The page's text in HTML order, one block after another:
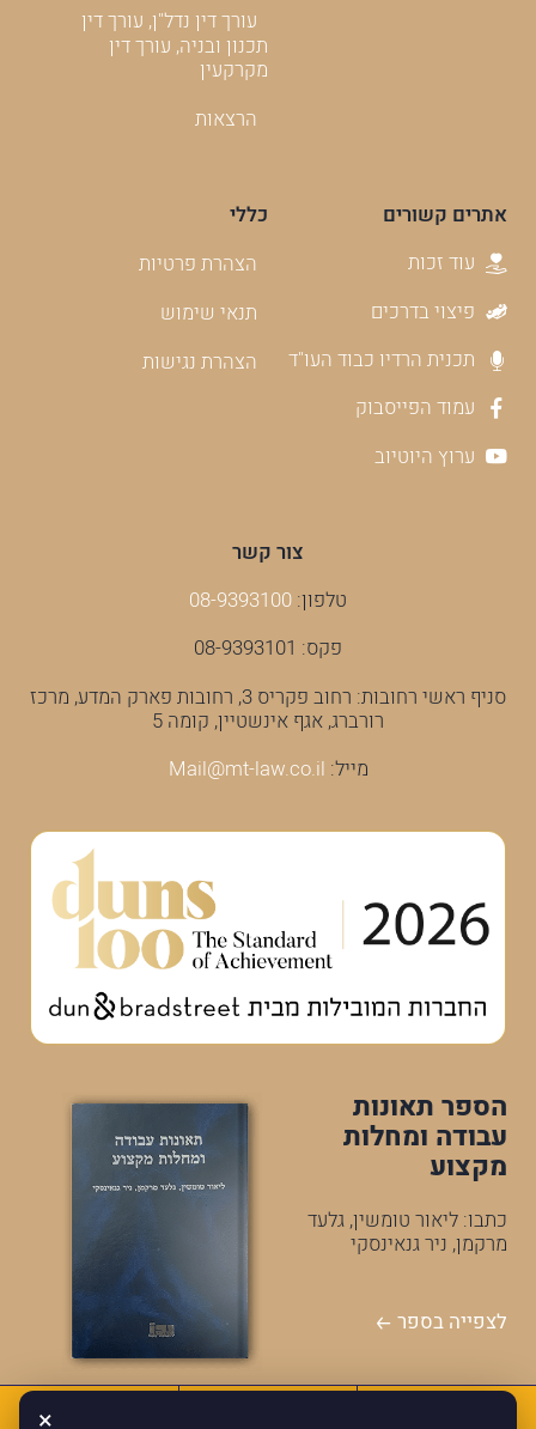
עורך דין נדל"ן, עורך דין
תכנון ובניה, עורך דין
מקרקעין
הרצאות
אתרים קשורים
עוד זכות
פיצוי בדרכים
תכנית הרדיו כבוד העו"ד
עמוד הפייסבוק
ערוץ היוטיוב
כללי
הצהרת פרטיות
תנאי שימוש
הצהרת נגישות
צור קשר
טלפון: 08-9393100
פקס: 08-9393101
סניף ראשי רחובות: רחוב פקריס 3, רחובות פארק המדע, מרכז
רורברג, אגף אינשטיין, קומה 5
מייל: Mail@mt-law.co.il
הספר תאונות
עבודה ומחלות
מקצוע
כתבו: ליאור טומשין, גלעד
מרקמן, ניר גנאינסקי
לצפייה בספר
×